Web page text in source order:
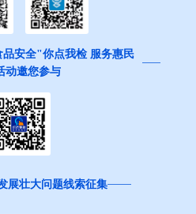
品安全"你点我检 服务惠民
动邀您参与
展壮大问题线索征集